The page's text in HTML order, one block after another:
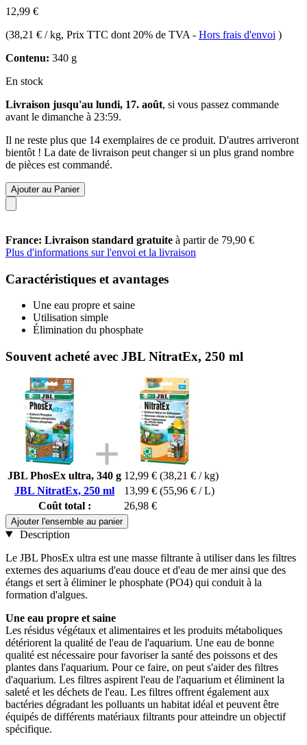
12,99 €
(38,21 € / kg, Prix TTC dont 20% de TVA - Hors frais d'envoi )
Contenu: 340 g
En stock
Livraison jusqu'au lundi, 17. août, si vous passez commande
avant le dimanche à 23:59.
Il ne reste plus que 14 exemplaires de ce produit. D'autres arriveront
bientôt ! La date de livraison peut changer si un plus grand nombre
de pièces est commandé.
Ajouter au Panier
France: Livraison standard gratuite à partir de 79,90 €
Plus d'informations sur l'envoi et la livraison
Caractéristiques et avantages
Une eau propre et saine
Utilisation simple
Élimination du phosphate
Souvent acheté avec JBL NitratEx, 250 ml
JBL PhosEx ultra, 340 g 12,99 € (38,21 € / kg)
JBL NitratEx, 250 ml
13,99 € (55,96 € / L)
Coût total :
26,98 €
Ajouter l'ensemble au panier
Description
Le JBL PhosEx ultra est une masse filtrante à utiliser dans les filtres
externes des aquariums d'eau douce et d'eau de mer ainsi que des
étangs et sert à éliminer le phosphate (PO4) qui conduit à la
formation d'algues.
Une eau propre et saine
Les résidus végétaux et alimentaires et les produits métaboliques
détériorent la qualité de l'eau de l'aquarium. Une eau de bonne
qualité est nécessaire pour favoriser la santé des poissons et des
plantes dans l'aquarium. Pour ce faire, on peut s'aider des filtres
d'aquarium. Les filtres aspirent l'eau de l'aquarium et éliminent la
saleté et les déchets de l'eau. Les filtres offrent également aux
bactéries dégradant les polluants un habitat idéal et peuvent être
équipés de différents matériaux filtrants pour atteindre un objectif
spécifique.